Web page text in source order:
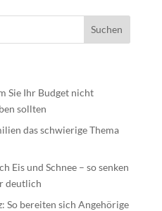
Sie Ihr Budget nicht
sollten
das schwierige Thema
Eis und Schnee – so senken
deutlich
So bereiten sich Angehörige